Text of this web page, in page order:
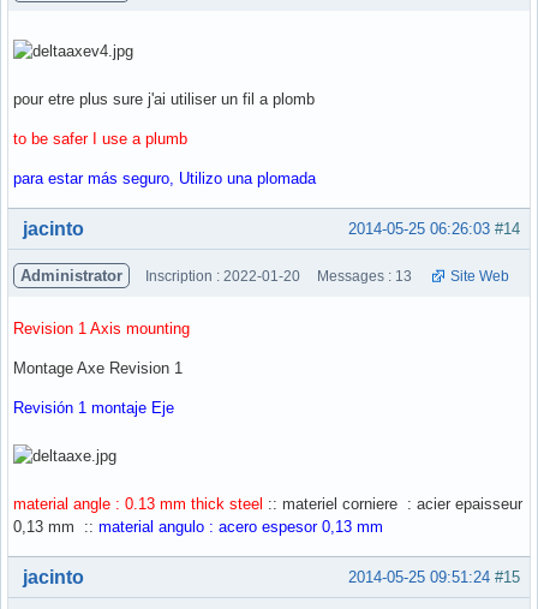
pour etre plus sure j'ai utiliser un fil a plomb
to be safer I use a plumb
para estar más seguro, Utilizo una plomada
Hors ligne #14
2014-05-25 06:26:03
jacinto
Administrator Inscription : 2022-01-20 Messages : 13 Site Web
Revision 1 Axis mounting
Montage Axe Revision 1
Revisión 1 montaje Eje
material angle : 0.13 mm thick steel :: materiel corniere : acier epaisseur
0,13 mm :: material angulo : acero espesor 0,13 mm
Hors ligne #15
2014-05-25 09:51:24
jacinto